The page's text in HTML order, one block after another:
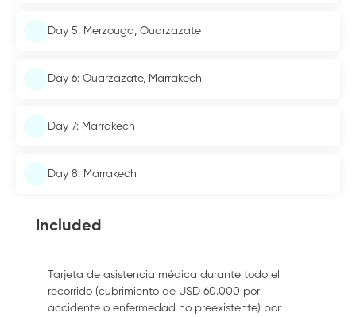
Day 5: Merzouga, Ouarzazate
Day 6: Ouarzazate, Marrakech
Day 7: Marrakech
Day 8: Marrakech
Included
Tarjeta de asistencia médica durante todo el
recorrido (cubrimiento de USD 60.000 por
accidente o enfermedad no preexistente) por